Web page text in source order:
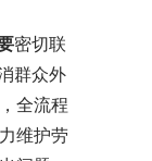
密切联
群众外
全流程
维护劳